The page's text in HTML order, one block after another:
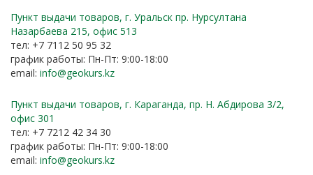
Пункт выдачи товаров, г. Уральск пр. Нурсултана
Назарбаева 215, офис 513
тел: +7 7112 50 95 32
график работы: Пн-Пт: 9:00-18:00
email: info@geokurs.kz
Пункт выдачи товаров, г. Караганда, пр. Н. Абдирова 3/2,
офис 301
тел: +7 7212 42 34 30
график работы: Пн-Пт: 9:00-18:00
email: info@geokurs.kz